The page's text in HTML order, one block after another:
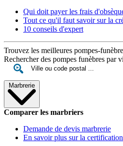
Qui doit payer les frais
Tout ce qu'il faut savoir sur la
10 conseils d'expert
Trouvez les meilleures pompes-
Rechercher des pompes funèbres par
Marbrerie
Comparer les marbriers
Demande de devis marbrerie
En savoir plus sur la